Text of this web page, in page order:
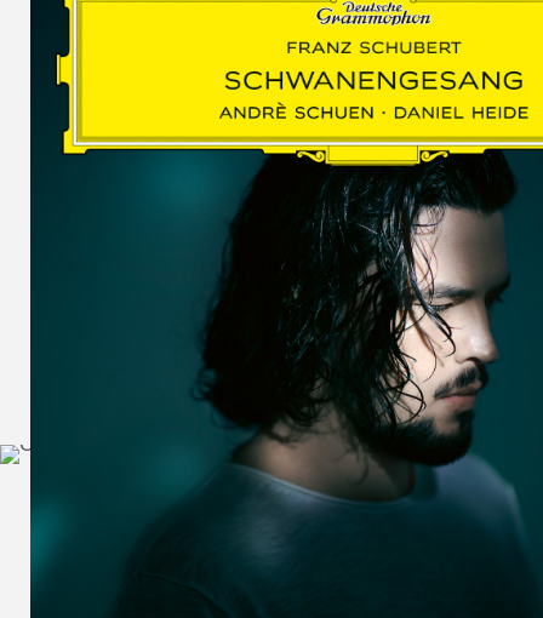
WOLF
MARTIN
SCHUMANN,
LIEDERKREIS
OP. 24
SECHS
MONOLOGE
AUS
JEDERMANN
GESÄNGE